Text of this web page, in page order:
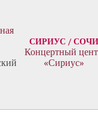
СИРИУС / СОЧИ
Концертный
«Сириус»